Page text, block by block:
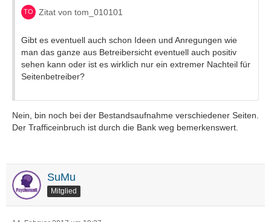
Zitat von tom_010101
Gibt es eventuell auch schon Ideen und Anregungen wie
man das ganze aus Betreibersicht eventuell auch positiv
sehen kann oder ist es wirklich nur ein extremer Nachteil für
Seitenbetreiber?
Nein, bin noch bei der Bestandsaufnahme verschiedener Seiten.
Der Trafficeinbruch ist durch die Bank weg bemerkenswert.
SuMu
Mitglied